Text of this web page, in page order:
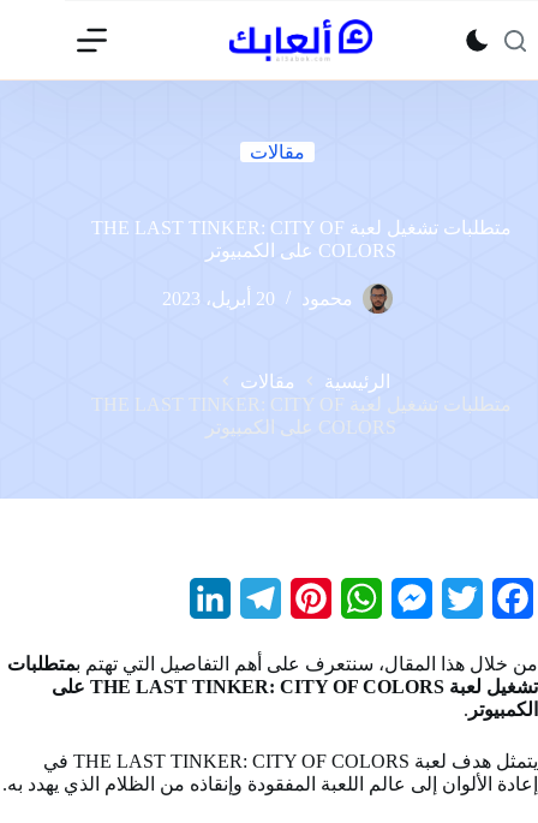
إلى
المحتوى
مقالات
متطلبات تشغيل لعبة THE LAST TINKER: CITY OF
COLORS على الكمبيوتر
محمود 20 أبريل، 2023
الرئيسية
مقالات
متطلبات تشغيل لعبة THE LAST TINKER: CITY OF
COLORS على الكمبيوتر
e
b
i
t
e
M
s
e
W
a
s
n
e
l
g
r
n
e
من خلال هذا المقال، سنتعرف على أهم التفاصيل التي تهتم بمتطلبات
تشغيل لعبة THE LAST TINKER: CITY OF COLORS على
الكمبيوتر .
يتمثل هدف لعبة THE LAST TINKER: CITY OF COLORS في
إعادة الألوان إلى عالم اللعبة المفقودة وإنقاذه من الظلام الذي يهدد به.